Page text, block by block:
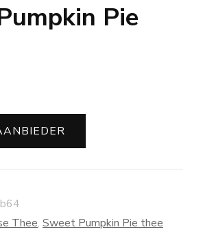
Pie
Thee, Sweet Pumpkin Pie thee